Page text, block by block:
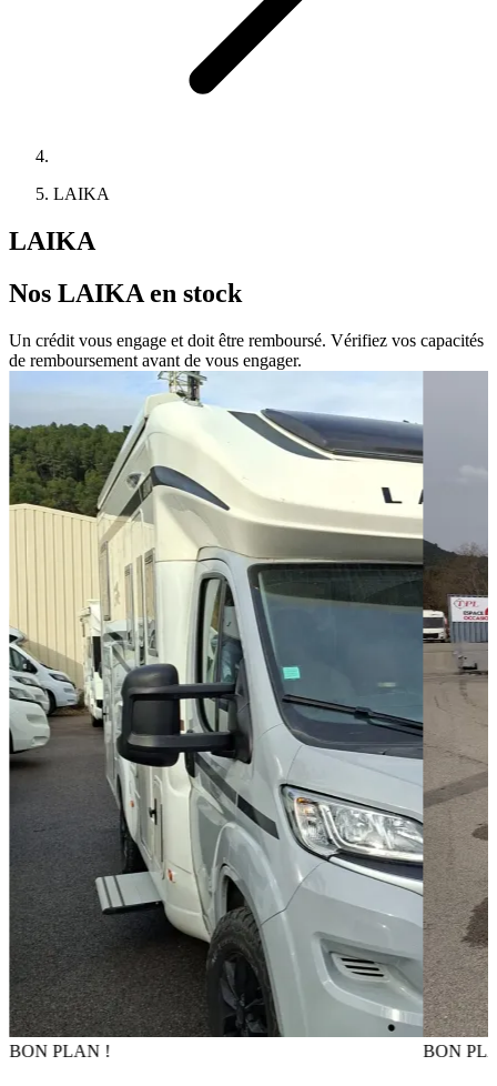
LAIKA
LAIKA
Nos LAIKA en stock
Un crédit vous engage et doit être remboursé. Vérifiez vos capacités
de remboursement avant de vous engager.
BON PLAN ! BON